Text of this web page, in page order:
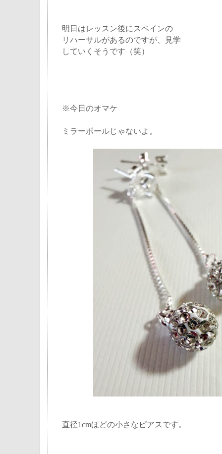
明日はレッスン後にスペインの
リハーサルがあるのですが、見学
していくそうです（笑）
※今日のオマケ
ミラーボールじゃないよ。
直径1cmほどの小さなピアスです。